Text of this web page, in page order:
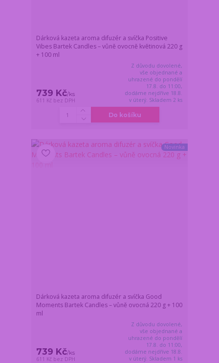
Dárková kazeta aroma difuzér a svíčka Positive
Vibes Bartek Candles – vůně ovocně květinová 220 g
+ 100 ml
739 Kč/ks
611 Kč bez DPH
Z důvodu dovolené,
vše objednané a
uhrazené do pondělí
17.8. do 11:00,
dodáme nejdříve 18.8.
v úterý. Skladem 2 ks
Do košíku
Novinka
Dárková kazeta aroma difuzér a svíčka Good
Moments Bartek Candles – vůně ovocná 220 g + 100
ml
739 Kč/ks
611 Kč bez DPH
Z důvodu dovolené,
vše objednané a
uhrazené do pondělí
17.8. do 11:00,
dodáme nejdříve 18.8.
v úterý. Skladem 1 ks